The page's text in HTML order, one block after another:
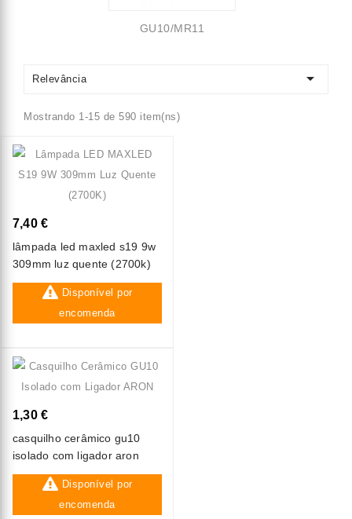
GU10/MR11
Relevância 
Mostrando 1-15 de 590 item(ns)
7,40 €
lâmpada led maxled s19 9w
309mm luz quente (2700k)
Disponível por
encomenda
1,30 €
casquilho cerâmico gu10
isolado com ligador aron
Disponível por
encomenda